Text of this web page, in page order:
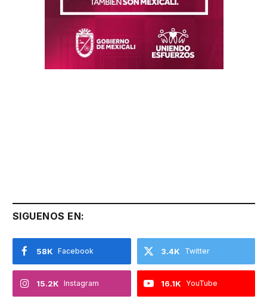
SIGUENOS EN:
Facebook
58K Twitter
3.4K
Instagram
15.2K YouTube
16.1K